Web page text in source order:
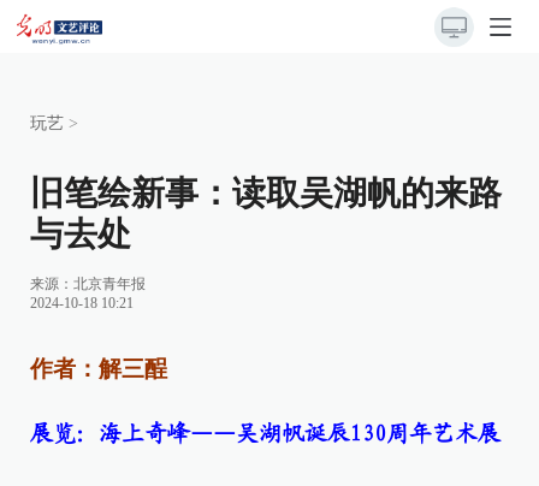
玩艺 >
旧笔绘新事：读取吴湖帆的来路
与去处
来源： 北京青年报
2024-10-18 10:21
作者：解三酲
展览：海上奇峰——吴湖帆诞辰130周年艺术展